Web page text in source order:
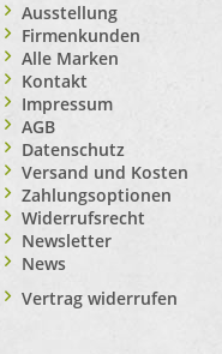
Ausstellung
Firmenkunden
Alle Marken
Kontakt
Impressum
AGB
Datenschutz
Versand und Kosten
Zahlungsoptionen
Widerrufsrecht
Newsletter
News
Vertrag widerrufen